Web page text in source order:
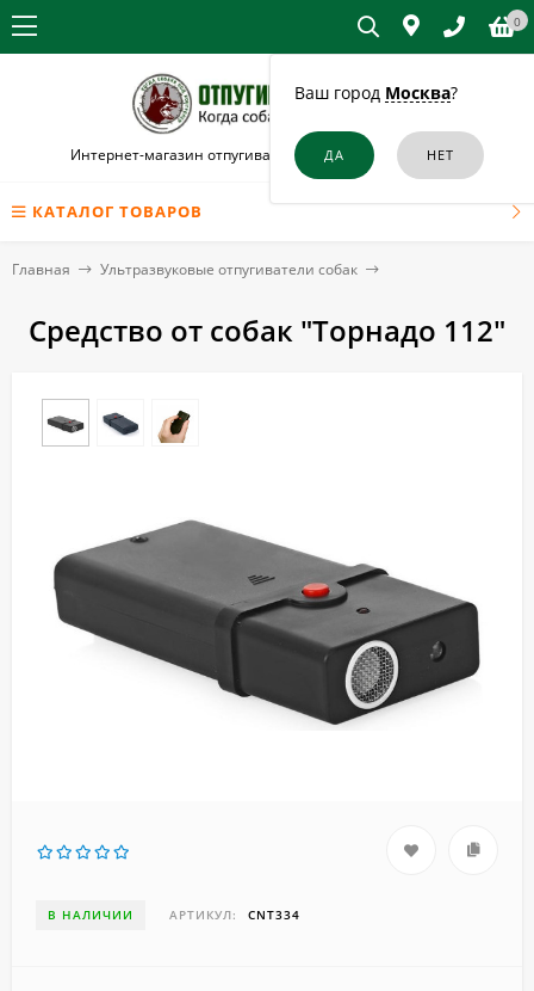
Ваш город Москва?
0
Интернет-магазин отпугивателей собак и кошек в Игре
КАТАЛОГ ТОВАРОВ
Главная Ультразвуковые отпугиватели собак
Средство от собак "Торнадо 112"
В НАЛИЧИИ АРТИКУЛ: CNT334